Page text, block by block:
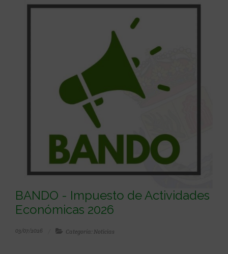
BANDO - Impuesto de Actividades
Económicas 2026
03/07/2026 Categoría: Noticias